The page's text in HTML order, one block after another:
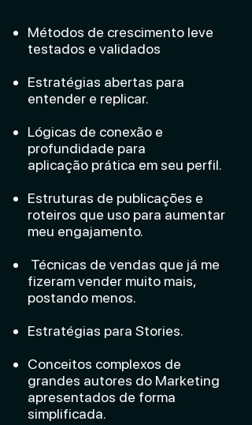
Métodos de crescimento leve
testados e validados
Estratégias abertas para
entender e replicar.
Lógicas de conexão e
profundidade para
aplicação prática em seu perfil.
Estruturas de publicações e
roteiros que uso para aumentar
meu engajamento.
Técnicas de vendas que já me
fizeram vender muito mais,
postando menos.
Estratégias para Stories.
Conceitos complexos de
grandes autores do Marketing
apresentados de forma
simplificada.